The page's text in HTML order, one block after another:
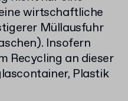
wirtschaftliche
Müllausfuhr
Insofern
Recycling an dieser
Plastik